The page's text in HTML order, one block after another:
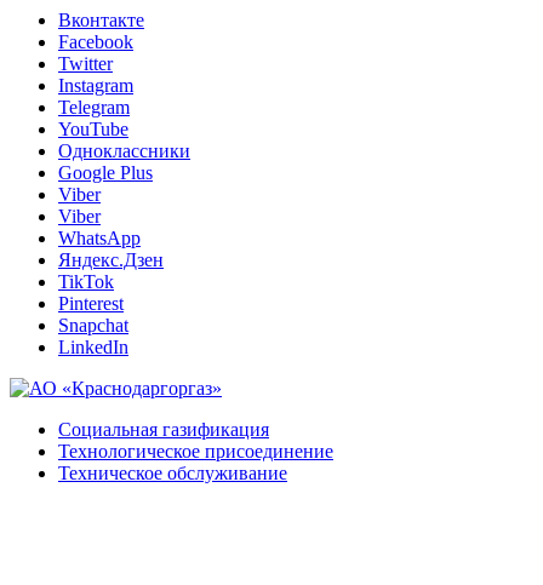
Вконтакте
Facebook
Twitter
Instagram
Telegram
YouTube
Одноклассники
Google Plus
Viber
Viber
WhatsApp
Яндекс.Дзен
TikTok
Pinterest
Snapchat
LinkedIn
Социальная газификация
Технологическое присоединение
Техническое обслуживание